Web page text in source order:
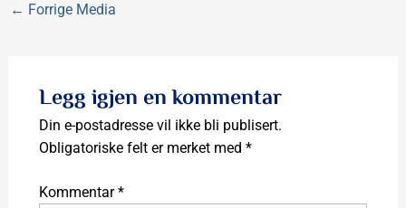
← Forrige Media
Legg igjen en kommentar
Din e-postadresse vil ikke bli publisert.
Obligatoriske felt er merket med *
Kommentar*